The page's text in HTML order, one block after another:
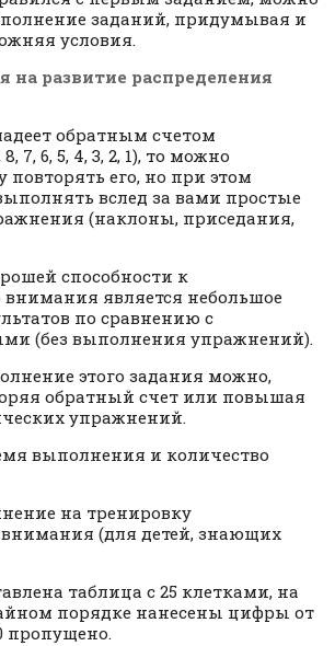
заданий, придумывая и
условия.
на развитие распределения
обратным счетом
7, 6, 5, 4, 3, 2, 1), то можно
повторять его, но при этом
вслед за вами простые
(наклоны, приседания,
способности к
является небольшое
по сравнению с
(без выполнения упражнений).
этого задания можно,
обратный счет или повышая
упражнений.
выполнения и количество
на тренировку
(для детей, знающих
таблица с 25 клетками, на
порядке нанесены цифры от
пропущено.